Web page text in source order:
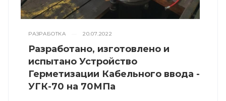
РАЗРАБОТКА 20.07.2022
Разработано, изготовлено и
испытано Устройство
Герметизации Кабельного ввода -
УГК-70 на 70МПа